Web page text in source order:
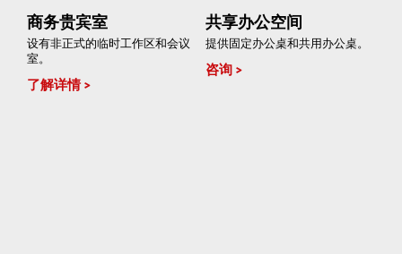
商务贵宾室
设有非正式的临时工作区和会议
室。
了解详情
共享办公空间
提供固定办公桌和共用办公桌。
咨询